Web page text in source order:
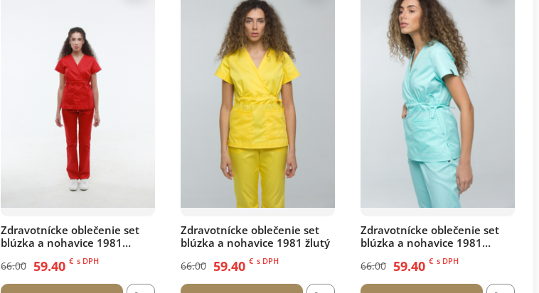
Zdravotnícke oblečenie set
blúzka a nohavice 1981
66.00 59.40 € s DPH
Zdravotnícke oblečenie set
blúzka a nohavice 1981 žlutý
66.00 59.40 € s DPH
Zdravotnícke oblečenie set
blúzka a nohavice 1981
66.00 59.40 € s DPH